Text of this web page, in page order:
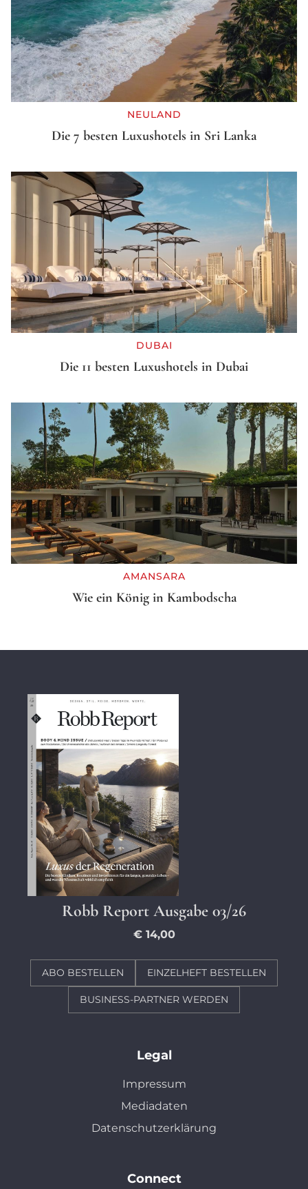
NEULAND
Die 7 besten Luxushotels in Sri Lanka
DUBAI
Die 11 besten Luxushotels in Dubai
AMANSARA
Wie ein König in Kambodscha
Robb Report Ausgabe 03/26
€ 14,00
ABO BESTELLEN EINZELHEFT BESTELLEN
BUSINESS-PARTNER WERDEN
Legal
Impressum
Mediadaten
Datenschutzerklärung
Connect